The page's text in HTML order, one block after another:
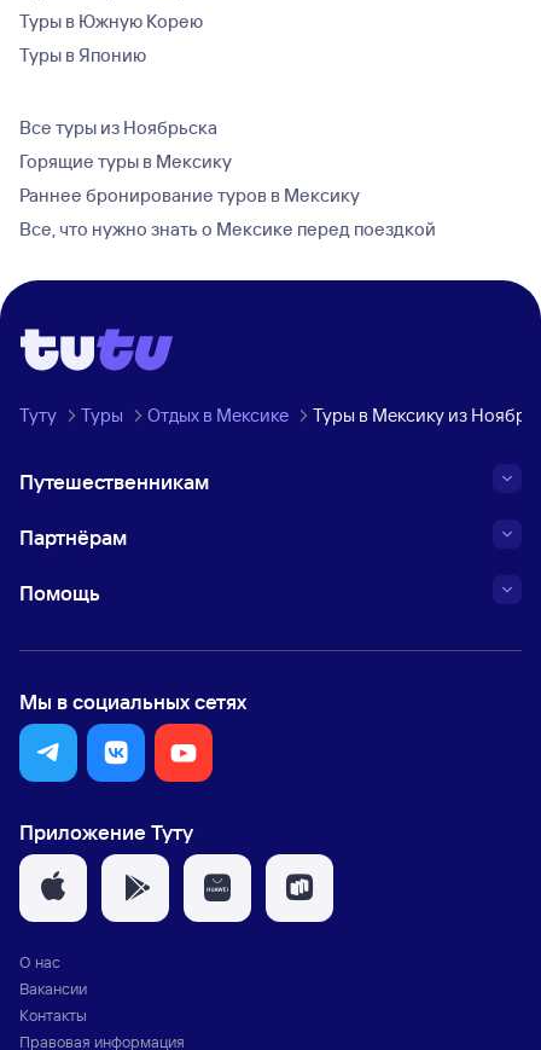
Туры в Южную Корею
Туры в Японию
Все туры из Ноябрьска
Горящие туры в Мексику
Раннее бронирование туров в Мексику
Все, что нужно знать о Мексике перед поездкой
Туту Туры Отдых в Мексике Туры в Мексику из
Путешественникам
Партнёрам
Помощь
Мы в социальных сетях
Приложение Туту
О нас
Вакансии
Контакты
Правовая информация